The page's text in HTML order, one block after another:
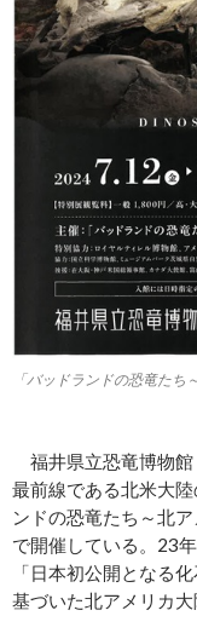
「バッドランドの恐竜たち
福井県立恐竜博物館
最前線である北米大
ンドの恐竜たち～北
で開催している。23
「日本初公開となる
基づいた北アメリカ大